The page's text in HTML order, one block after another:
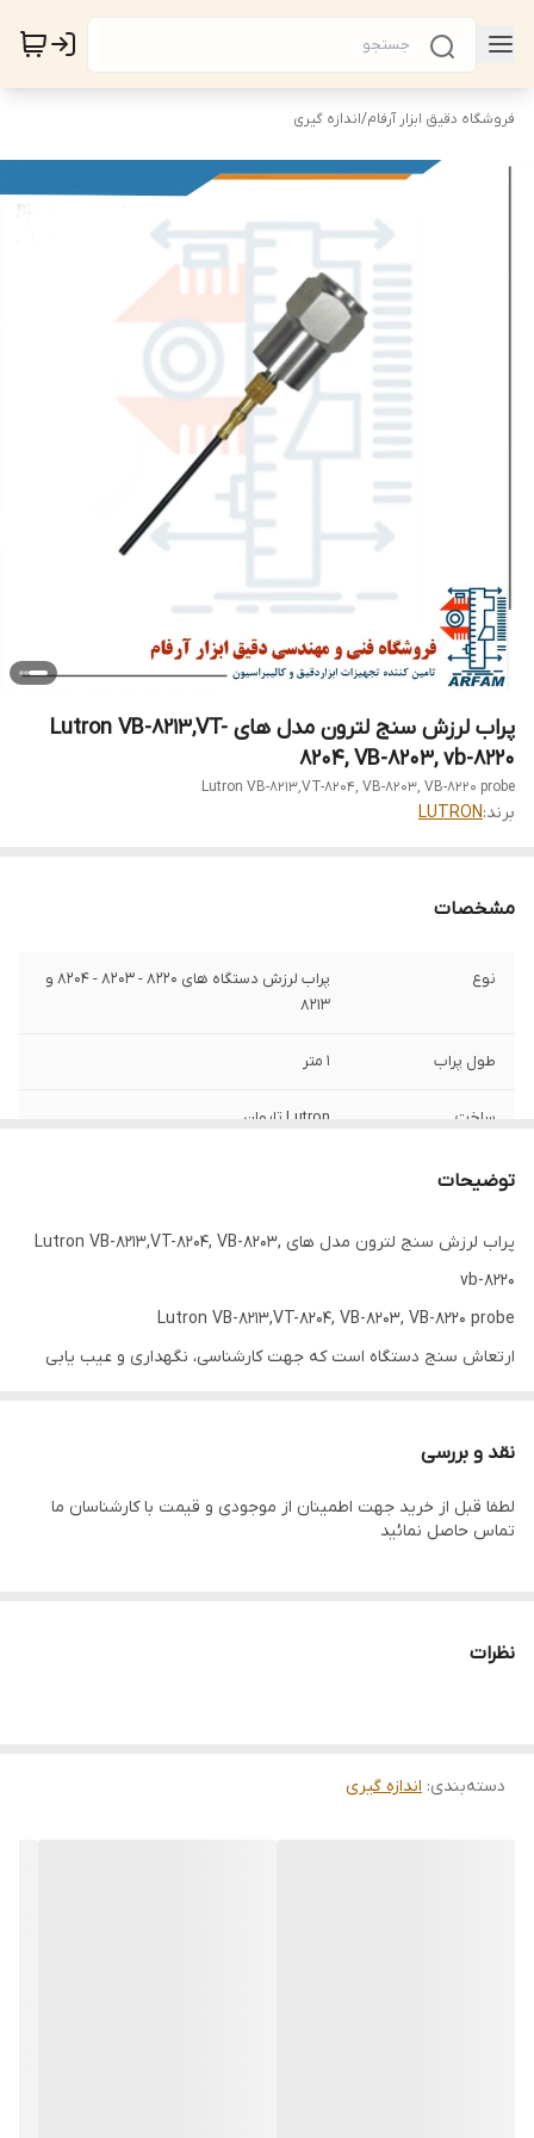
فروشگاه دقیق ابزار آرفام/اندازه گیری
پراب لرزش سنج لترون مدل های Lutron VB-8213,VT-
8204, VB-8203, vb-8220
Lutron VB-8213,VT-8204, VB-8203, VB-8220 probe
برند:LUTRON
مشخصات
نوع
پراب لرزش دستگاه های 8220 - 8203 - 8204 و
8213
طول پراب 1 متر
ساخت Lutron تایوان
توضیحات
پراب لرزش سنج لترون مدل های Lutron VB-8213,VT-8204, VB-8203,
vb-8220
Lutron VB-8213,VT-8204, VB-8203, VB-8220 probe
ارتعاش سنج دستگاه است که جهت کارشناسی، نگهداری و عیب یابی
عدم هم ترازی و شل بودن نقاط اتصال قطعات می تواند باعث افزایش
سطح لرزش دستگاه شود، عوامل ذکر شده نشان می دهند که چه زمانی
تجهیزات صنعتی ما نیاز به عیب یابی و تعمیرات دارند. لرزش سنج های
نقد و بررسی
لطفا قبل از خرید جهت اطمینان از موجودی و قیمت با کارشناسان ما
تماس حاصل نمائید
نظرات
دسته‌بندی: اندازه گیری